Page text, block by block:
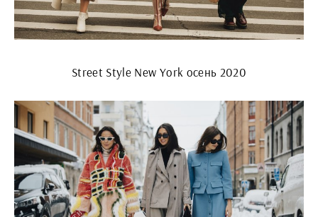
Street Style New York осень 2020